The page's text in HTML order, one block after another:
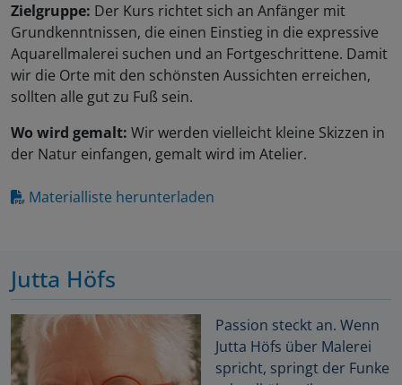
Zielgruppe: Der Kurs richtet sich an Anfänger mit
Grundkenntnissen, die einen Einstieg in die expressive
Aquarellmalerei suchen und an Fortgeschrittene. Damit
wir die Orte mit den schönsten Aussichten erreichen,
sollten alle gut zu Fuß sein.
Wo wird gemalt: Wir werden vielleicht kleine Skizzen in
der Natur einfangen, gemalt wird im Atelier.
Materialliste herunterladen
Jutta Höfs
Passion steckt an. Wenn
Jutta Höfs über Malerei
spricht, springt der Funke